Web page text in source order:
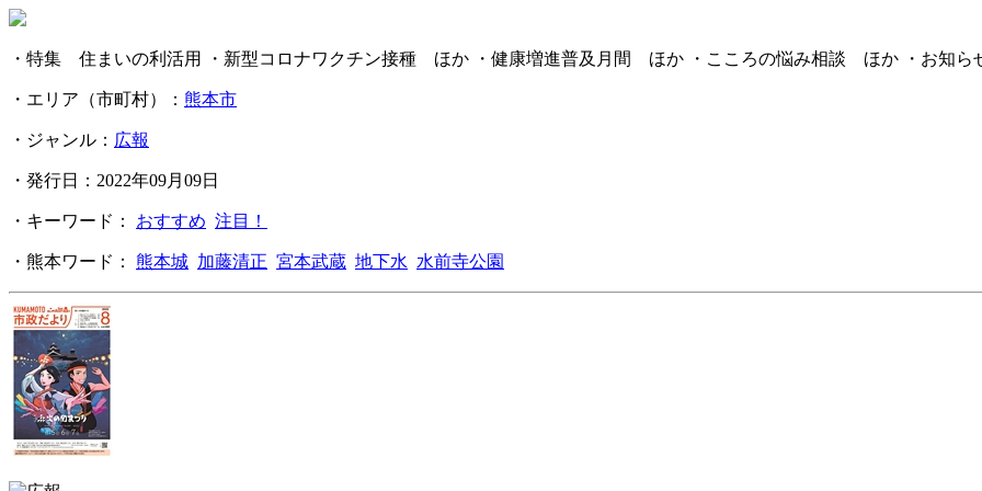
・特集 住まいの利活用 ・新型コロナワクチン接種 ほか ・健康増進普及月間 ほか ・こころの悩み相談 ほか ・お知ら
・エリア（市町村）： 熊本市
・ジャンル： 広報
・発行日：2022年09月09日
・キーワード： おすすめ 注目！
・熊本ワード： 熊本城 加藤清正 宮本武蔵 地下水 水前寺公園